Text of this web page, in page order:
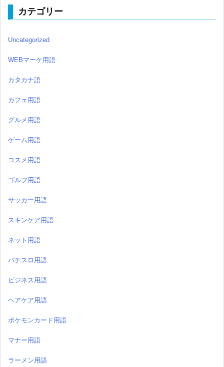
カテゴリー
Uncategorized
WEBマーケ用語
カタカナ語
カフェ用語
グルメ用語
ゲーム用語
コスメ用語
ゴルフ用語
サッカー用語
スキンケア用語
ネット用語
パチスロ用語
ビジネス用語
ヘアケア用語
ポケモンカード用語
マナー用語
ラーメン用語